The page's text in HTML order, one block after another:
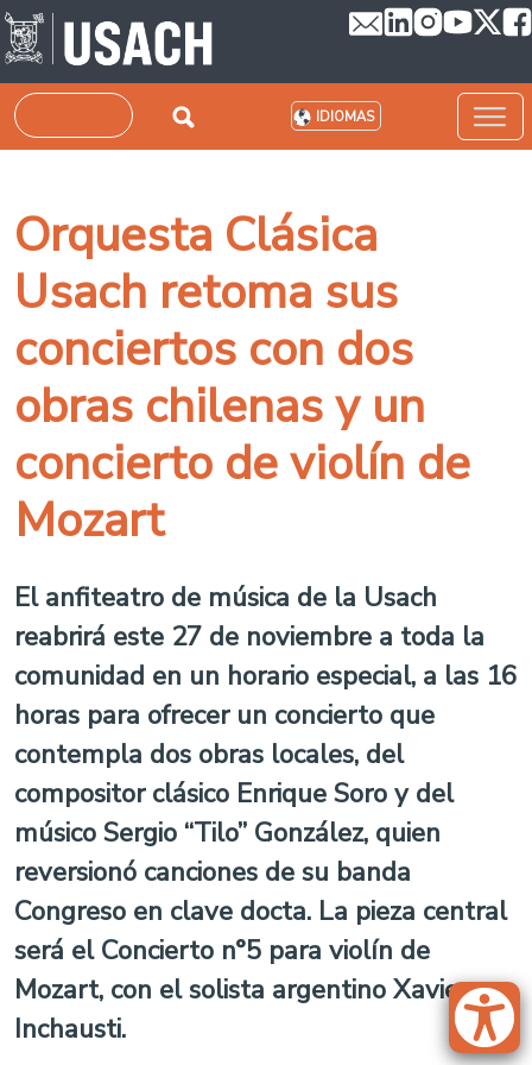
Pasar al contenido principal
Buscar IDIOMAS
Orquesta Clásica
Usach retoma sus
conciertos con dos
obras chilenas y un
concierto de violín de
Mozart
El anfiteatro de música de la Usach
reabrirá este 27 de noviembre a toda la
comunidad en un horario especial, a las 16
horas para ofrecer un concierto que
contempla dos obras locales, del
compositor clásico Enrique Soro y del
músico Sergio “Tilo” González, quien
reversionó canciones de su banda
Congreso en clave docta. La pieza central
será el Concierto n°5 para violín de
Mozart, con el solista argentino Xavier
Inchausti.